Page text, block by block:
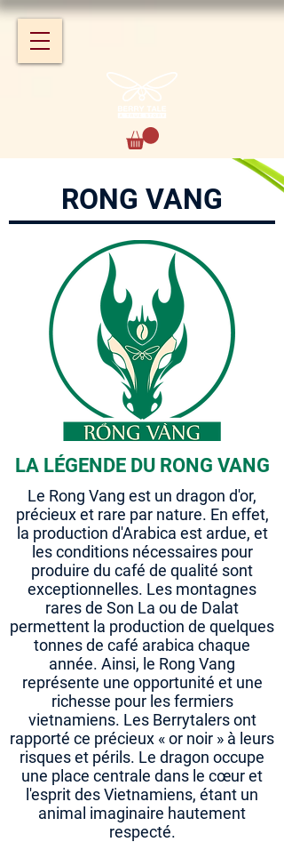
RONG VANG
LA LÉGENDE DU RONG VANG
Le Rong Vang est un dragon d'or,
précieux et rare par nature. En effet,
la production d'Arabica est ardue, et
les conditions nécessaires pour
produire du café de qualité sont
exceptionnelles. Les montagnes
rares de Son La ou de Dalat
permettent la production de quelques
tonnes de café arabica chaque
année. Ainsi, le Rong Vang
représente une opportunité et une
richesse pour les fermiers
vietnamiens. Les Berrytalers ont
rapporté ce précieux « or noir » à leurs
risques et périls. Le dragon occupe
une place centrale dans le cœur et
l'esprit des Vietnamiens, étant un
animal imaginaire hautement
respecté.